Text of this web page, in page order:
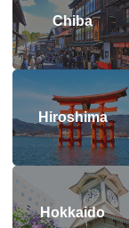
Chiba
Hiroshima
Hokkaido